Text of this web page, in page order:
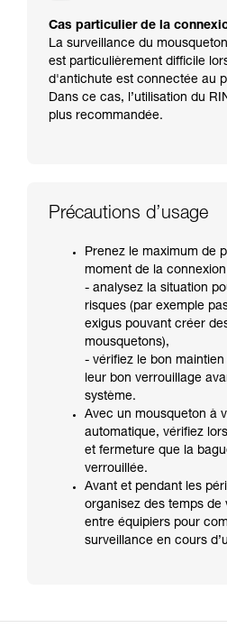
Cas particulier de la
La surveillance du
est particulièrement difficile
d'antichute est connectée au
Dans ce cas, l’utilisation du
plus recommandée.
Précautions d’usage
Prenez le maximum de
moment de la
- analysez la situation
risques (par exemple
exigus pouvant créer
mousquetons),
- vérifiez le bon
leur bon verrouillage
système.
Avec un mousqueton à
automatique, vérifiez
et fermeture que la
verrouillée.
Avant et pendant les
organisez des temps de
entre équipiers pour
surveillance en cours